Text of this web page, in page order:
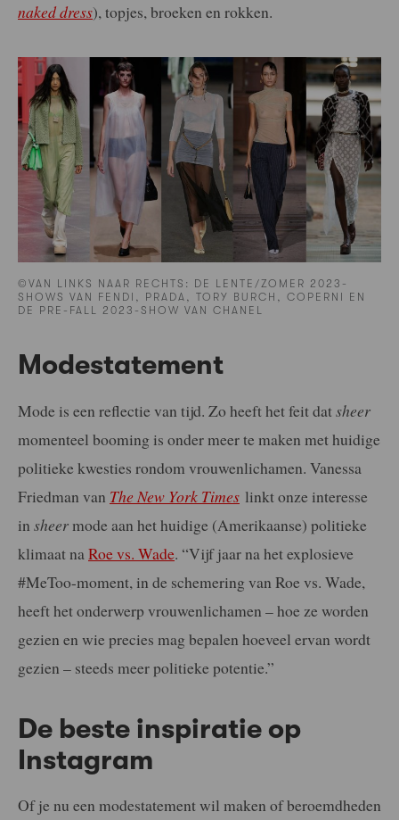
naked dress), topjes, broeken en rokken.
©VAN LINKS NAAR RECHTS: DE LENTE/ZOMER 2023-
SHOWS VAN FENDI, PRADA, TORY BURCH, COPERNI EN
DE PRE-FALL 2023-SHOW VAN CHANEL
Modestatement
Mode is een reflectie van tijd. Zo heeft het feit datsheer
momenteel booming is onder meer te maken met huidige
politieke kwesties rondom vrouwenlichamen. Vanessa
Friedman van The New York Times linkt onze interesse
in sheer mode aan het huidige (Amerikaanse) politieke
klimaat na Roe vs. Wade. “Vijf jaar na het explosieve
#MeToo-moment, in de schemering van Roe vs. Wade,
heeft het onderwerp vrouwenlichamen – hoe ze worden
gezien en wie precies mag bepalen hoeveel ervan wordt
gezien – steeds meer politieke potentie.”
De beste inspiratie op
Instagram
Of je nu een modestatement wil maken of beroemdheden